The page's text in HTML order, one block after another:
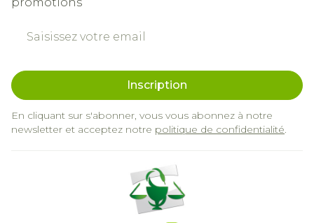
Inscription
En cliquant sur s'abonner, vous vous abonnez à notre
newsletter et acceptez notre politique de confidentialité.